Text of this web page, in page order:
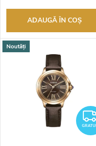
e
a
d
ADAUGĂ ÎN COŞ
Noutăți